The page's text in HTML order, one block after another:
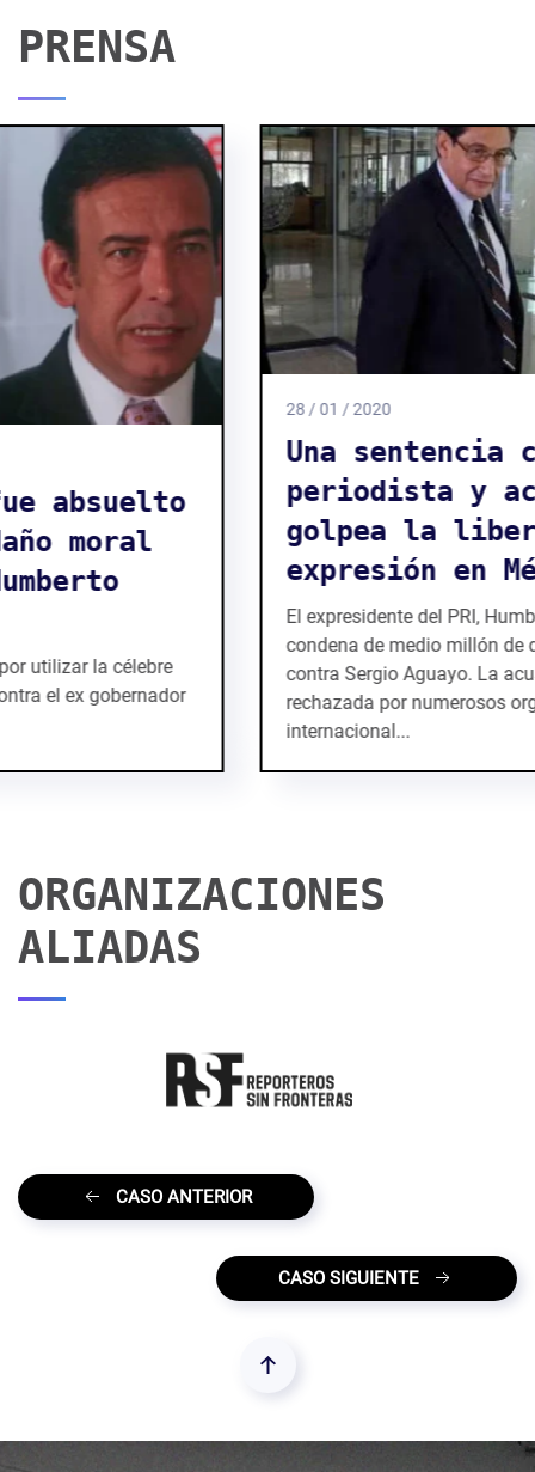
PRENSA
28 / 01 / 2020
Una sentencia contra un
periodista y académico
golpea la libertad de
expresión en México
El expresidente del PRI, Humberto Moreira, logra una
condena de medio millón de dólares por daño moral
contra Sergio Aguayo. La acusación ha sido
rechazada por numerosos organismos
ORGANIZACIONES
ALIADAS
CASO ANTERIOR
CASO SIGUIENTE